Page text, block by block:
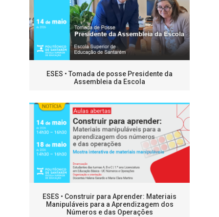
ESES • Tomada de posse Presidente da
Assembleia da Escola
ESES • Construir para Aprender: Materiais
Manipuláveis para a Aprendizagem dos
Números e das Operações